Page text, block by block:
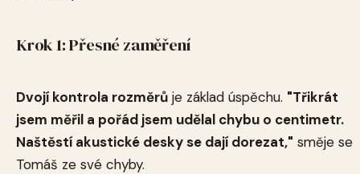
Krok 1: Přesné zaměření
Dvojí kontrola rozměrů je základ úspěchu. "Třikrát
jsem měřil a pořád jsem udělal chybu o centimetr.
Naštěstí akustické desky se dají dorezat," směje se
Tomáš ze své chyby.